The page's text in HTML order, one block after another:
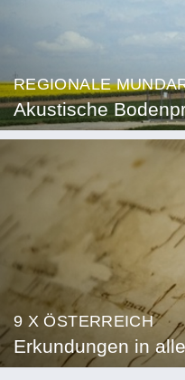
REGIONALE
Akustische
9 X ÖSTERREICH
Erkundungen in